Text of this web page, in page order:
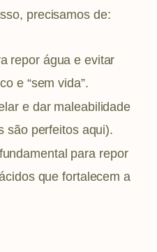
precisamos de:
repor água e evitar
e “sem vida”.
e dar maleabilidade
são perfeitos aqui).
para repor
que fortalecem a